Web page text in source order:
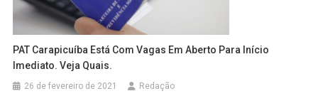
PAT Carapicuíba Está Com Vagas Em Aberto Para Início
Imediato. Veja Quais.
26 de fevereiro de 2021 Redação